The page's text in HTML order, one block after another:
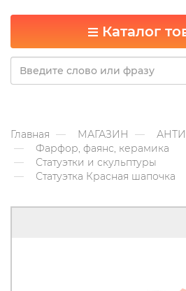
Каталог
Главная МАГАЗИН
Фарфор, фаянс, керамика
Статуэтки и скульптуры
Статуэтка Красная шапочка